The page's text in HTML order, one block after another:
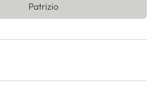
Patrizio